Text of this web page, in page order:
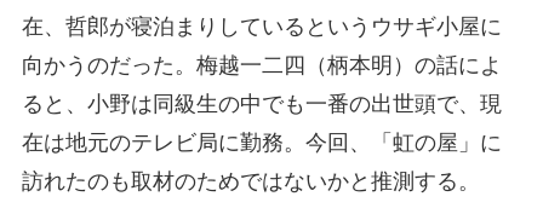
在、哲郎が寝泊まりしているというウサギ小屋に
向かうのだった。梅越一二四（柄本明）の話によ
ると、小野は同級生の中でも一番の出世頭で、現
在は地元のテレビ局に勤務。今回、「虹の屋」に
訪れたのも取材のためではないかと推測する。